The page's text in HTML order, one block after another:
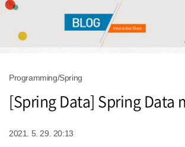
Programming/Spring
[Spring Data] Spring Data
2021. 5. 29. 20:13